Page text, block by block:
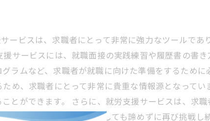
ービスは、求職者にとって非常に強力なツールであ
サービスには、就職面接の実践練習や履歴書の書き
ラムなど、求職者が就職に向けた準備をするために
め、求職者にとって非常に貴重な情報源となってい
とができます。 さらに、就労支援サービスは、求職
ことができますし、失敗しても諦めずに再び挑戦し